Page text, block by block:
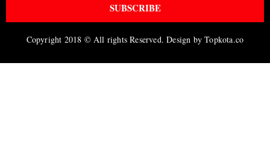
SUBSCRIBE
Copyright 2018 © All rights Reserved. Design by Topkota.co